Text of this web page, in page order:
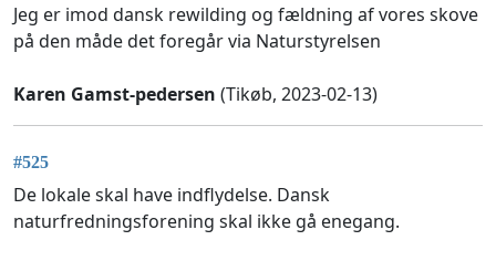
Jeg er imod dansk rewilding og fældning af vores skove
på den måde det foregår via Naturstyrelsen
Karen Gamst-pedersen (Tikøb, 2023-02-13)
#525
De lokale skal have indflydelse. Dansk
naturfredningsforening skal ikke gå enegang.